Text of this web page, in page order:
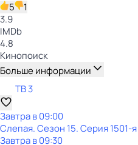
5
1
3.9
IMDb
4.8
Кинопоиск
Больше информации
ТВ 3
Завтра в 09:00
Слепая. Сезон 15. Серия 1501-я
Завтра в 09:30